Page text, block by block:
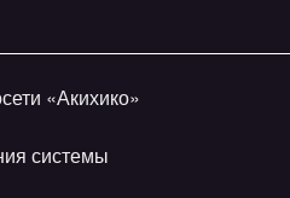
«Акихико»
системы